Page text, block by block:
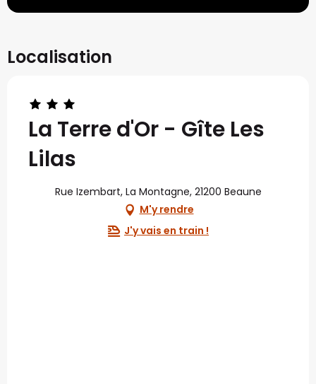
Localisation
La Terre d'Or - Gîte Les
Lilas
Rue Izembart, La Montagne, 21200 Beaune
M'y rendre
J'y vais en train !